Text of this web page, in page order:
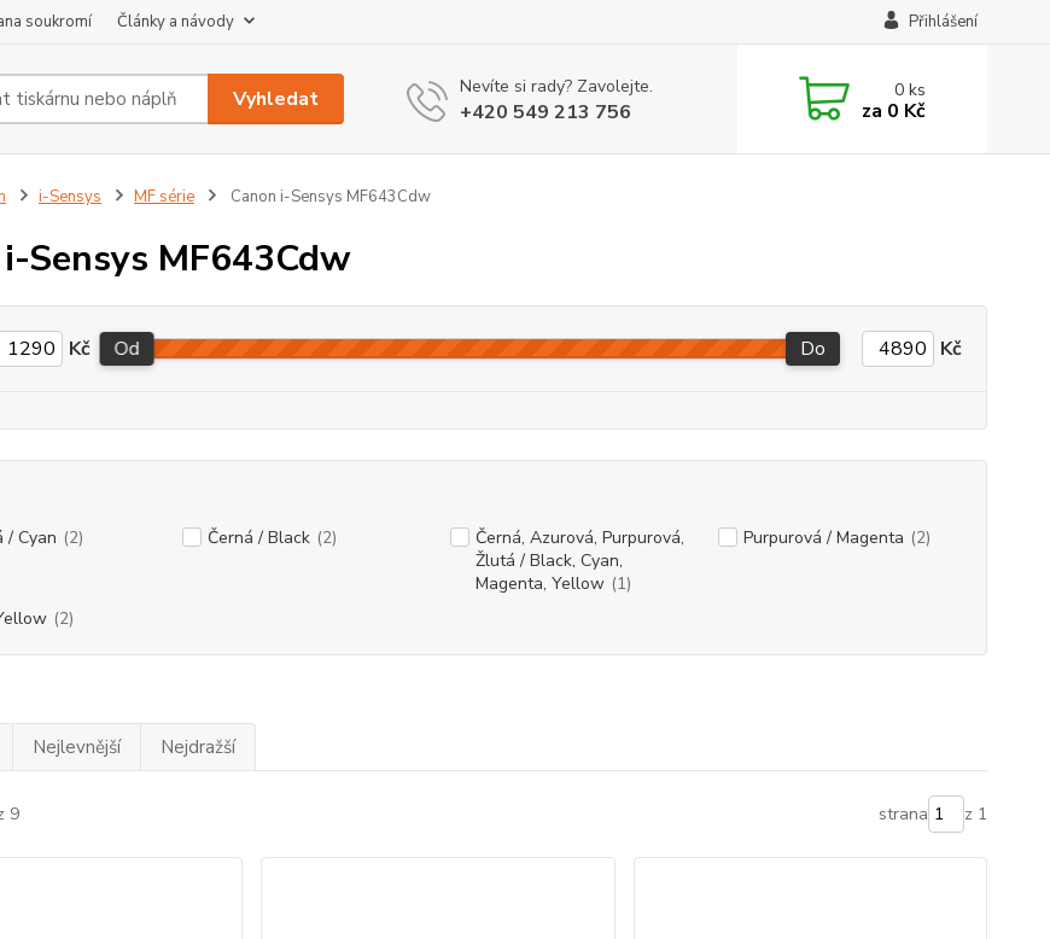
soukromí Články a návody Přihlášení
Vyhledat Nevíte si rady? Zavolejte.
+420 549 213 756
0ks
za 0 Kč
i-Sensys MF série Canon i-Sensys MF643Cdw
Sensys MF643Cdw
Kč Od Do Kč
/ Cyan (2) Černá / Black (2)
Černá, Azurová, Purpurová,
Žlutá / Black, Cyan,
Magenta, Yellow (1)
Purpurová / Magenta (2)
(2)
Nejlevnější Nejdražší
9 strana z 1